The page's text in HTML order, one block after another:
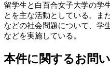
留学生と白百合女子大学の学
とを主な活動としている。ま
などの社会問題について、学
などを実施している。
本件に関するお問